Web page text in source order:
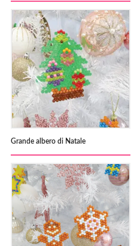
Grande albero di Natale